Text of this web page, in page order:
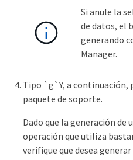
Si anule la
de datos, el
generando
Manager.
Tipo `g`Y, a continuación,
paquete de soporte.
Dado que la generación de
operación que utiliza
verifique que desea